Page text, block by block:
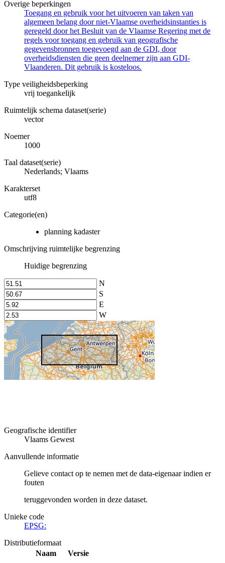
Overige beperkingen
Toegang en gebruik voor het uitvoeren van taken van
algemeen belang door niet-Vlaamse overheidsinstanties is
geregeld door het Besluit van de Vlaamse Regering met de
regels voor toegang en gebruik van geografische
gegevensbronnen toegevoegd aan de GDI, door
overheidsdiensten die geen deelnemer zijn aan GDI-
Vlaanderen. Dit gebruik is kosteloos.
Type veiligheidsbeperking
vrij toegankelijk
Ruimtelijk schema dataset(serie)
vector
Noemer
1000
Taal dataset(serie)
Nederlands; Vlaams
Karakterset
utf8
Categorie(en)
planning kadaster
Omschrijving ruimtelijke begrenzing
Huidige begrenzing
N
S
E
W
Geografische identifier
Vlaams Gewest
Aanvullende informatie
Gelieve contact op te nemen met de data-eigenaar indien er
fouten
teruggevonden worden in deze dataset.
Unieke code
EPSG:
Distributieformaat
Naam
Versie